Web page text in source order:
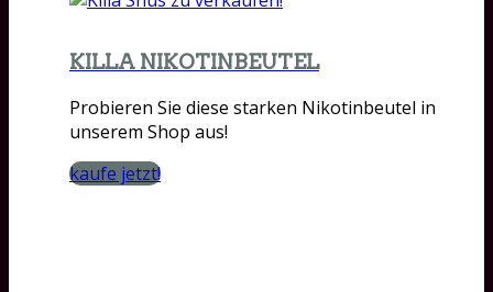
KILLA NIKOTINBEUTEL
Probieren Sie diese starken Nikotinbeutel in
unserem Shop aus!
kaufe jetzt!